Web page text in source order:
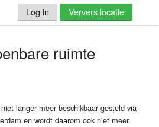
Log in Ververs locatie
ruimte
langer meer beschikbaar gesteld via
en wordt daarom ook niet meer